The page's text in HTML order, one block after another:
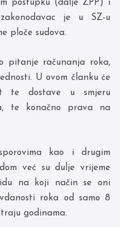
postupku (dalje ZPP) i
je u SZ-u
ploče sudova.
pitanje računanja roka,
U ovom članku će
te dostave u smjeru
te konačno prava na
kao i drugim
već su dulje vrijeme
na koji način se oni
roka od samo 8
godinama.